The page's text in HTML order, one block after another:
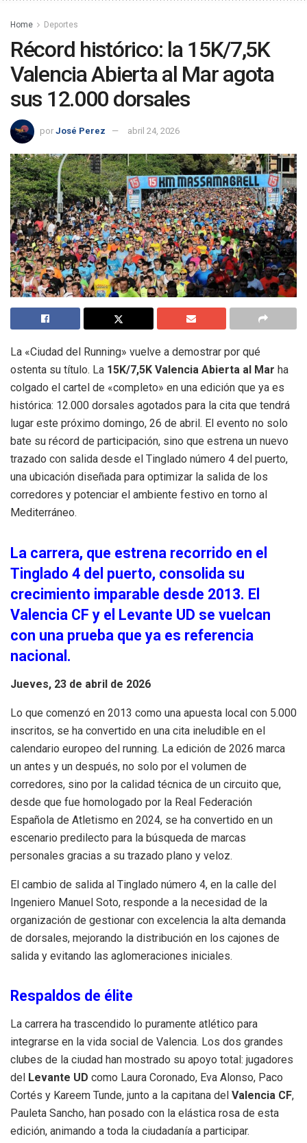
Home Deportes
Récord histórico: la 15K/7,5K
Valencia Abierta al Mar agota
sus 12.000 dorsales
por José Perez abril 24, 2026
La «Ciudad del Running» vuelve a demostrar por qué
ostenta su título. La 15K/7,5K Valencia Abierta al Mar ha
colgado el cartel de «completo» en una edición que ya es
histórica: 12.000 dorsales agotados para la cita que tendrá
lugar este próximo domingo, 26 de abril. El evento no solo
bate su récord de participación, sino que estrena un nuevo
trazado con salida desde el Tinglado número 4 del puerto,
una ubicación diseñada para optimizar la salida de los
corredores y potenciar el ambiente festivo en torno al
Mediterráneo.
La carrera, que estrena recorrido en el
Tinglado 4 del puerto, consolida su
crecimiento imparable desde 2013. El
Valencia CF y el Levante UD se vuelcan
con una prueba que ya es referencia
nacional.
Jueves, 23 de abril de 2026
Lo que comenzó en 2013 como una apuesta local con 5.000
inscritos, se ha convertido en una cita ineludible en el
calendario europeo del running. La edición de 2026 marca
un antes y un después, no solo por el volumen de
corredores, sino por la calidad técnica de un circuito que,
desde que fue homologado por la Real Federación
Española de Atletismo en 2024, se ha convertido en un
escenario predilecto para la búsqueda de marcas
personales gracias a su trazado plano y veloz.
El cambio de salida al Tinglado número 4, en la calle del
Ingeniero Manuel Soto, responde a la necesidad de la
organización de gestionar con excelencia la alta demanda
de dorsales, mejorando la distribución en los cajones de
salida y evitando las aglomeraciones iniciales.
Respaldos de élite
La carrera ha trascendido lo puramente atlético para
integrarse en la vida social de Valencia. Los dos grandes
clubes de la ciudad han mostrado su apoyo total: jugadores
del Levante UD como Laura Coronado, Eva Alonso, Paco
Cortés y Kareem Tunde, junto a la capitana del Valencia CF,
Pauleta Sancho, han posado con la elástica rosa de esta
edición, animando a toda la ciudadanía a participar.